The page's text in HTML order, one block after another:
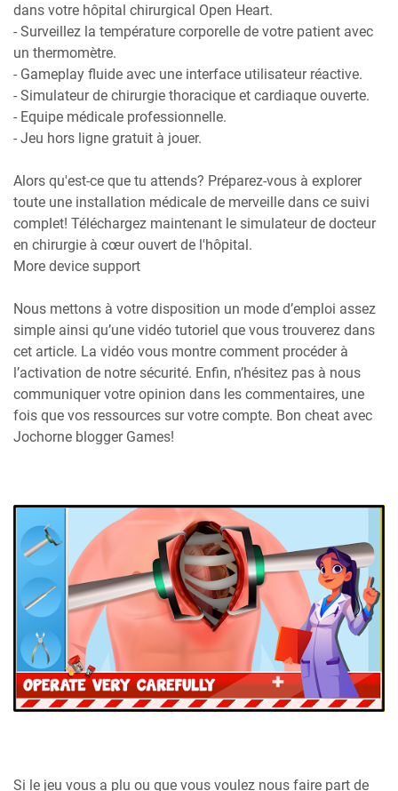
dans votre hôpital chirurgical Open Heart.
- Surveillez la température corporelle de votre patient avec
un thermomètre.
- Gameplay fluide avec une interface utilisateur réactive.
- Simulateur de chirurgie thoracique et cardiaque ouverte.
- Equipe médicale professionnelle.
- Jeu hors ligne gratuit à jouer.
Alors qu'est-ce que tu attends? Préparez-vous à explorer
toute une installation médicale de merveille dans ce suivi
complet! Téléchargez maintenant le simulateur de docteur
en chirurgie à cœur ouvert de l'hôpital.
More device support
Nous mettons à votre disposition un mode d’emploi assez
simple ainsi qu’une vidéo tutoriel que vous trouverez dans
cet article. La vidéo vous montre comment procéder à
l’activation de notre sécurité. Enfin, n’hésitez pas à nous
communiquer votre opinion dans les commentaires, une
fois que vos ressources sur votre compte. Bon cheat avec
Jochorne blogger Games!
Si le jeu vous a plu ou que vous voulez nous faire part de